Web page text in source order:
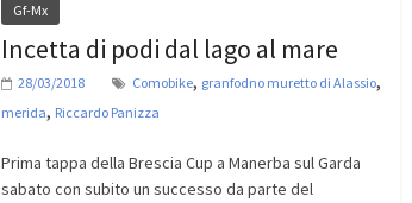
Gf-Mx
Incetta di podi dal lago al mare
28/03/2018 Comobike, granfodno muretto di Alassio,
merida, Riccardo Panizza
Prima tappa della Brescia Cup a Manerba sul Garda
sabato con subito un successo da parte del